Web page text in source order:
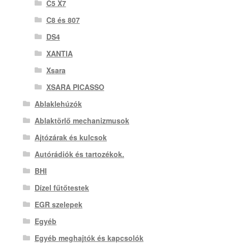
C5 X7
C8 és 807
DS4
XANTIA
Xsara
XSARA PICASSO
Ablaklehúzók
Ablaktörlő mechanizmusok
Ajtózárak és kulcsok
Autórádiók és tartozékok.
BHI
Dízel fűtőtestek
EGR szelepek
Egyéb
Egyéb meghajtók és kapcsolók